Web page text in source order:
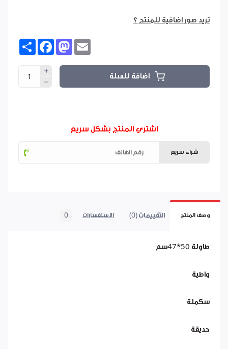
تريد صور اضافية للمنتج ؟
Share FacebookMastodon
اضافة للسلة
اشتري المنتج بشكل سريع
شراء سريع
وصف المنتج التقييمات (0) الاستفسارات 0
طاولة 50*47سم
واطية
سكملة
حديقة